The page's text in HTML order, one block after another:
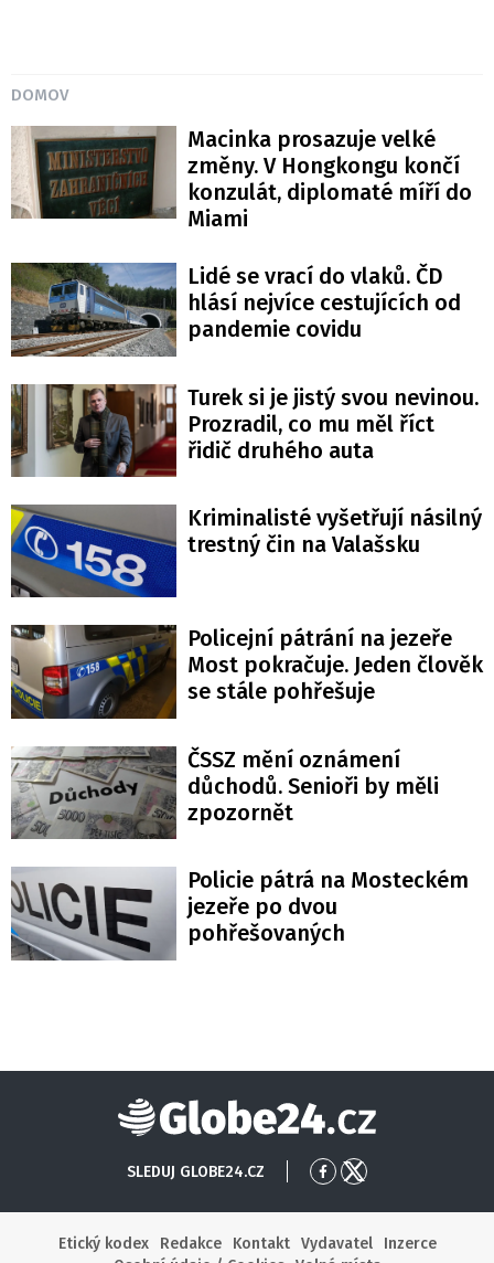
DOMOV
Macinka prosazuje velké
změny. V Hongkongu končí
konzulát, diplomaté míří do
Miami
Lidé se vrací do vlaků. ČD
hlásí nejvíce cestujících od
pandemie covidu
Turek si je jistý svou nevinou.
Prozradil, co mu měl říct
řidič druhého auta
Kriminalisté vyšetřují násilný
trestný čin na Valašsku
Policejní pátrání na jezeře
Most pokračuje. Jeden člověk
se stále pohřešuje
ČSSZ mění oznámení
důchodů. Senioři by měli
zpozornět
Policie pátrá na Mosteckém
jezeře po dvou
pohřešovaných
Globe24
SLEDUJ GLOBE24.CZ
Přejít
Facebook
Přejít
X
Etický kodex
Redakce Kontakt Vydavatel
Inzerce